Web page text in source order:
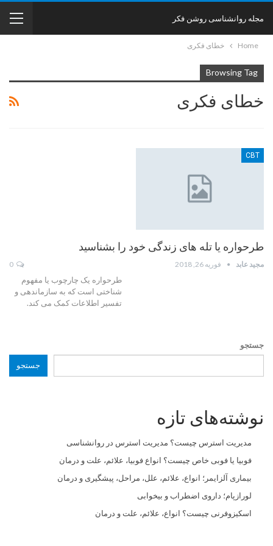
مجله روانشناسی روشن فکر
Home خطای فکری
Browsing Tag
خطای فکری
CBT
طرحواره یا تله های زندگی خود را بشناسید
مجید عابد فوریه 26, 2018
طرحواره یک چارچوب یا مفهوم
شناختی است که به سازماندهی و
تفسیر اطلاعات کمک می کند.
جستجو
جستجو
نوشته‌های تازه
مدیریت استرس چیست؟ مدیریت استرس در روانشناسی
فوبیا یا فوبی خاص چیست؟ انواع فوبیا، علائم، علت و درمان
بیماری آلزایمر؛ انواع، علائم، علل، مراحل، پیشگیری و درمان
لورازپام؛ داروی اضطراب و بیخوابی
اسکیزوفرنی چیست؟ انواع، علائم، علت و درمان